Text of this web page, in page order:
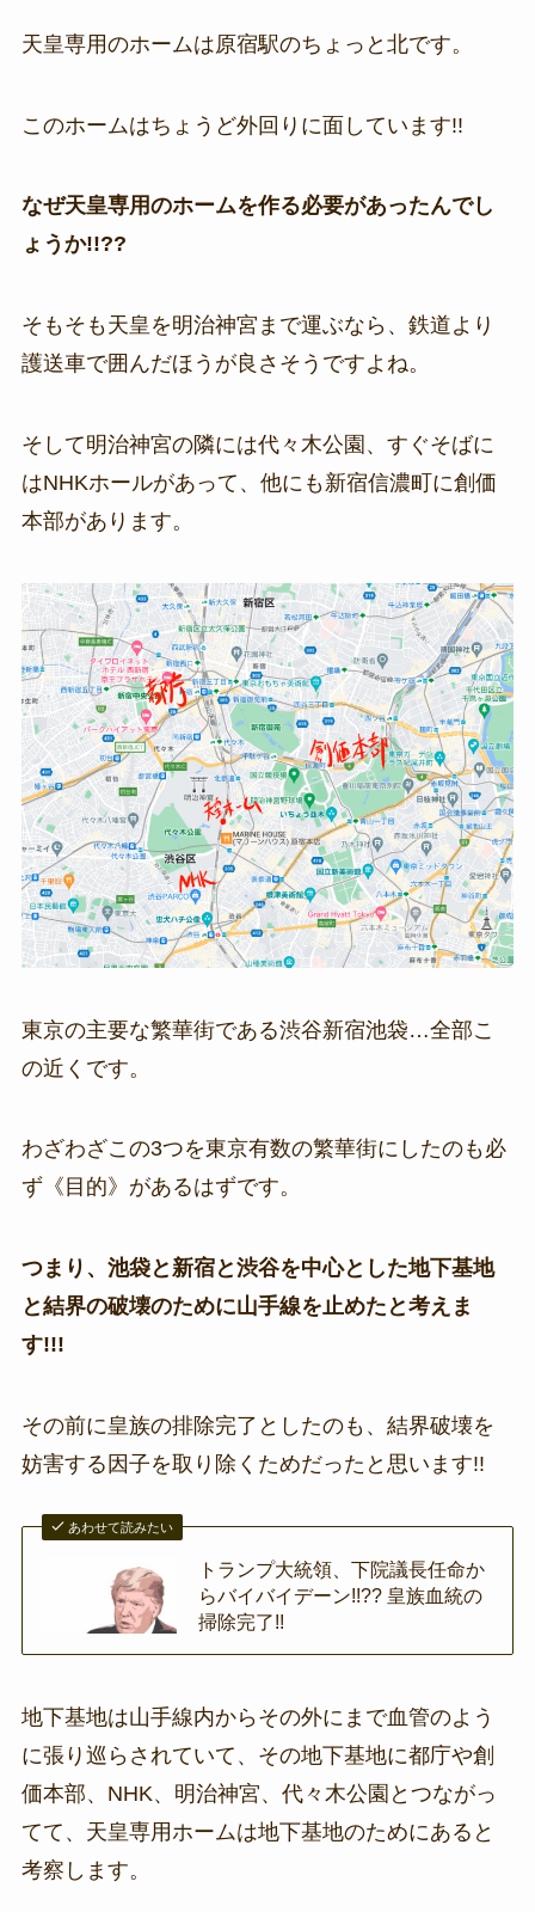
天皇専用のホームは原宿駅のちょっと北です。
このホームはちょうど外回りに面しています!!
なぜ天皇専用のホームを作る必要があったんでし
ょうか!!??
そもそも天皇を明治神宮まで運ぶなら、鉄道より
護送車で囲んだほうが良さそうですよね。
そして明治神宮の隣には代々木公園、すぐそばに
はNHKホールがあって、他にも新宿信濃町に創価
本部があります。
東京の主要な繁華街である渋谷新宿池袋…全部こ
の近くです。
わざわざこの3つを東京有数の繁華街にしたのも必
ず《目的》があるはずです。
つまり、池袋と新宿と渋谷を中心とした地下基地
と結界の破壊のために山手線を止めたと考えま
す!!!
その前に皇族の排除完了としたのも、結界破壊を
妨害する因子を取り除くためだったと思います!!
あわせて読みたい
トランプ大統領、下院議長任命か
らバイバイデーン!!?? 皇族血統の
掃除完了!!
地下基地は山手線内からその外にまで血管のよう
に張り巡らされていて、その地下基地に都庁や創
価本部、NHK、明治神宮、代々木公園とつながっ
てて、天皇専用ホームは地下基地のためにあると
考察します。